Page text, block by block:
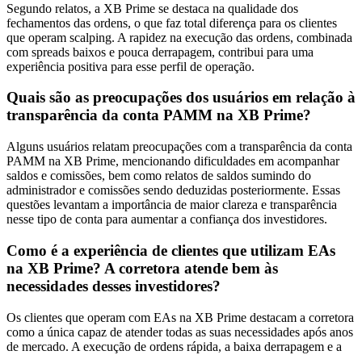
Segundo relatos, a XB Prime se destaca na qualidade dos
fechamentos das ordens, o que faz total diferença para os clientes
que operam scalping. A rapidez na execução das ordens, combinada
com spreads baixos e pouca derrapagem, contribui para uma
experiência positiva para esse perfil de operação.
Quais são as preocupações dos usuários em relação à
transparência da conta PAMM na XB Prime?
Alguns usuários relatam preocupações com a transparência da conta
PAMM na XB Prime, mencionando dificuldades em acompanhar
saldos e comissões, bem como relatos de saldos sumindo do
administrador e comissões sendo deduzidas posteriormente. Essas
questões levantam a importância de maior clareza e transparência
nesse tipo de conta para aumentar a confiança dos investidores.
Como é a experiência de clientes que utilizam EAs
na XB Prime? A corretora atende bem às
necessidades desses investidores?
Os clientes que operam com EAs na XB Prime destacam a corretora
como a única capaz de atender todas as suas necessidades após anos
de mercado. A execução de ordens rápida, a baixa derrapagem e a